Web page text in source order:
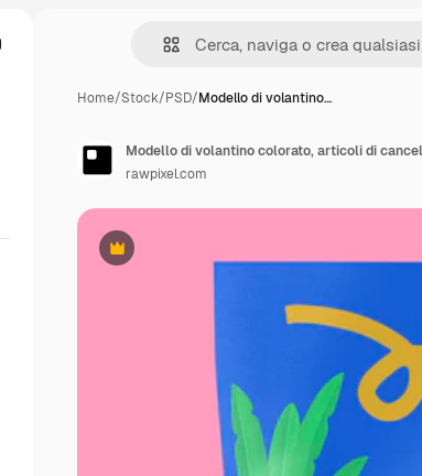
Home/Stock/PSD/Modello di volantino…
Premium
Modello di volantino colorato, articoli di
rawpixel.com